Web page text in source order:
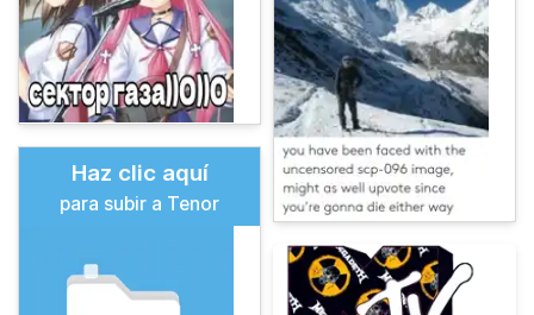
Haz clic aquí
para subir a Tenor